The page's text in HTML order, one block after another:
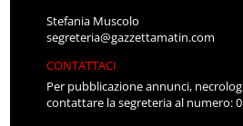
Stefania Muscolo
segreteria@gazzettamatin.com
CONTATTACI
Per pubblicazione annunci,
contattare la segreteria al numero: